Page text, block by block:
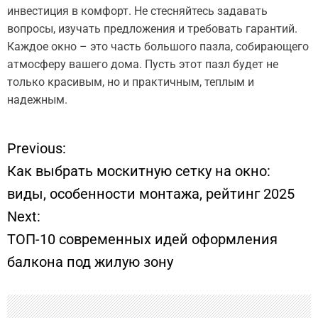
инвестиция в комфорт. Не стесняйтесь задавать
вопросы, изучать предложения и требовать гарантий.
Каждое окно – это часть большого пазла, собирающего
атмосферу вашего дома. Пусть этот пазл будет не
только красивым, но и практичным, теплым и
надежным.
Н
а
в
и
г
Previous:
Как выбрать москитную сетку на окно:
виды, особенности монтажа, рейтинг 2025
Next:
ТОП-10 современных идей оформления
балкона под жилую зону